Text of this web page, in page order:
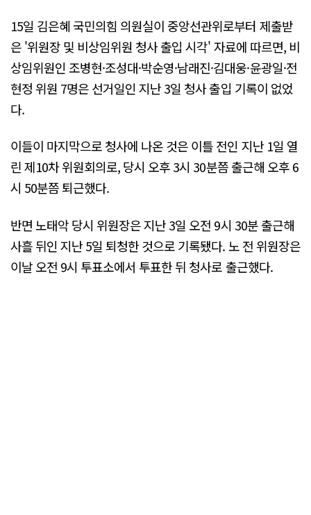
15일 김은혜 국민의힘 의원실이 중앙선관위로부터 제출받
은 '위원장 및 비상임위원 청사 출입 시각' 자료에 따르면, 비
상임위원인 조병현·조성대·박순영·남래진·김대웅·윤광일·전
현정 위원 7명은 선거일인 지난 3일 청사 출입 기록이 없었
다.
이들이 마지막으로 청사에 나온 것은 이틀 전인 지난 1일 열
린 제10차 위원회의로, 당시 오후 3시 30분쯤 출근해 오후 6
시 50분쯤 퇴근했다.
반면 노태악 당시 위원장은 지난 3일 오전 9시 30분 출근해
사흘 뒤인 지난 5일 퇴청한 것으로 기록됐다. 노 전 위원장은
이날 오전 9시 투표소에서 투표한 뒤 청사로 출근했다.